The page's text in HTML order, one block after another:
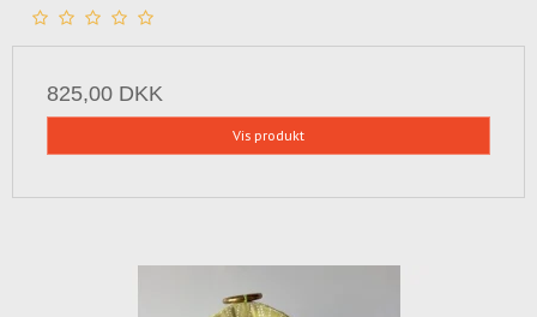
825,00 DKK
Vis produkt